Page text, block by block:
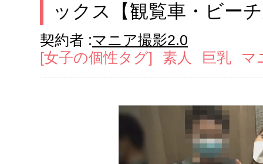
ックス【観覧車・ビー
契約者 :マニア撮影2.0
[女子の個性タグ]
素人 巨乳 マ